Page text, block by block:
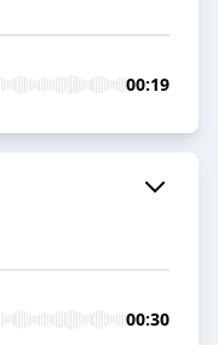
00:19
00:30